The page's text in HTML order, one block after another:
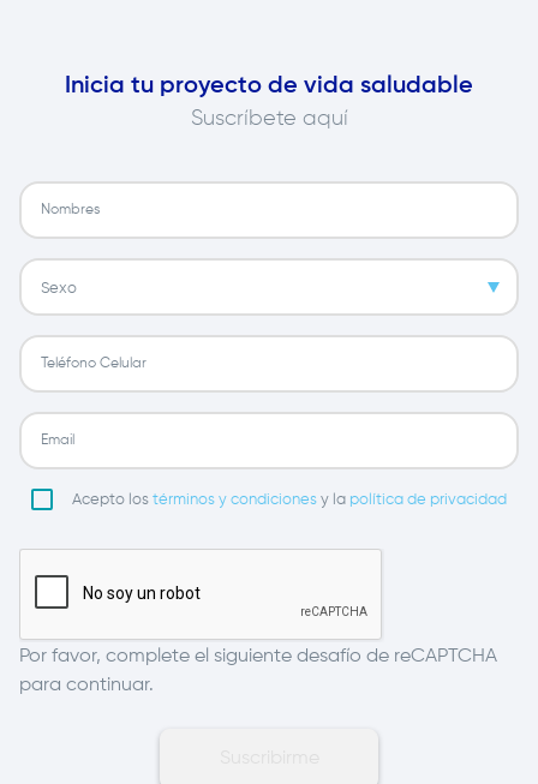
Inicia tu proyecto de vida saludable
Suscríbete aquí
Acepto los términos y condiciones y la política de privacidad
Por favor, complete el siguiente desafío de reCAPTCHA
para continuar.